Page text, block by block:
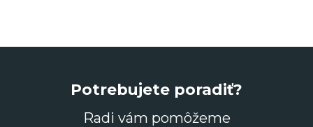
Potrebujete poradiť?
Radi vám pomôžeme